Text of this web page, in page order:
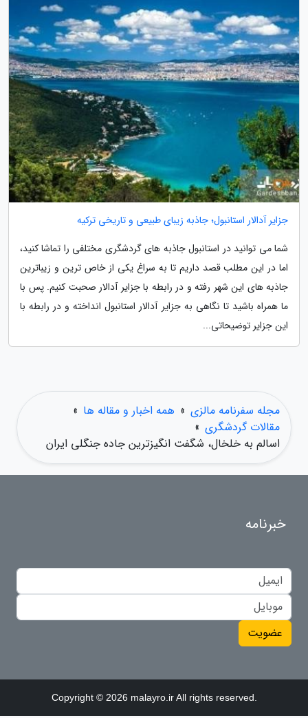
جزایر آدالار استانبول؛ جاذبه زیبای طبیعی و تاریخی ترکیه
شما می توانید در استانبول جاذبه های گردشگری مختلفی را تماشا کنید،
اما در این مطلب قصد داریم تا به سراغ یکی از خاص ترین و زیباترین
جاذبه های این شهر رفته و در رابطه با جزایر آدالار صحبت کنیم. پس با
ما همراه باشید تا نگاهی به جزایر آدالار استانبول انداخته و در رابطه با
این جزایر توضیحاتی...
مجله سفرنامه مالزی » همه اخبار و مقاله ها »
مقالات گردشگری »
اسالم به خلخال، شگفت انگیزترین جاده جنگلی ایران
خبرنامه
عضویت
Copyright © 2026 malayro.ir All rights reserved.